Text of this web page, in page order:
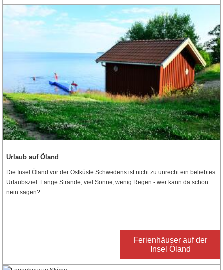
Urlaub auf Öland
Die Insel Öland vor der Ostküste Schwedens ist nicht zu unrecht ein beliebtes
Urlaubsziel. Lange Strände, viel Sonne, wenig Regen - wer kann da schon
nein sagen?
Ferienhäuser auf der
Insel Öland